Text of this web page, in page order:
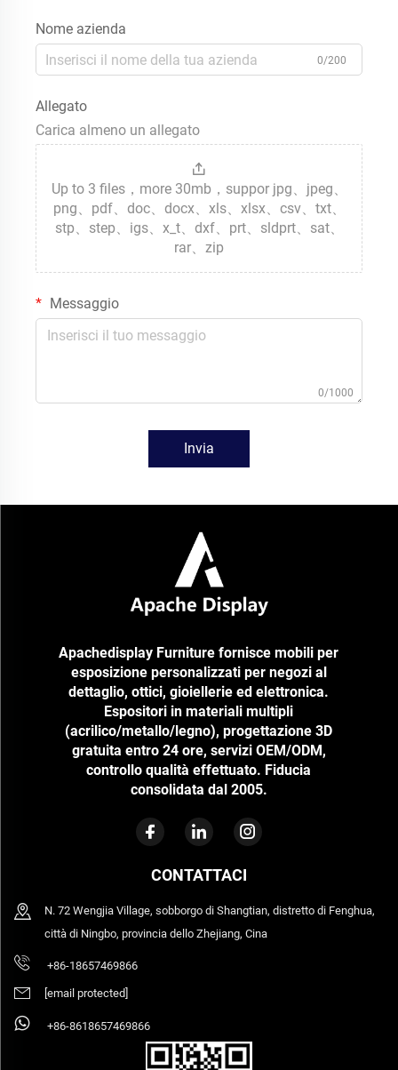
Nome azienda
0/200
Allegato
Carica almeno un allegato
Up to 3 files，more 30mb，suppor jpg、jpeg、
png、pdf、doc、docx、xls、xlsx、csv、txt、
stp、step、igs、x_t、dxf、prt、sldprt、sat、
rar、zip
Messaggio
0/1000
Invia
Apachedisplay Furniture fornisce mobili per
esposizione personalizzati per negozi al
dettaglio, ottici, gioiellerie ed elettronica.
Espositori in materiali multipli
(acrilico/metallo/legno), progettazione 3D
gratuita entro 24 ore, servizi OEM/ODM,
controllo qualità effettuato. Fiducia
consolidata dal 2005.
CONTATTACI
N. 72 Wengjia Village, sobborgo di Shangtian, distretto di Fenghua,
città di Ningbo, provincia dello Zhejiang, Cina
+86-18657469866
[email protected]
+86-8618657469866